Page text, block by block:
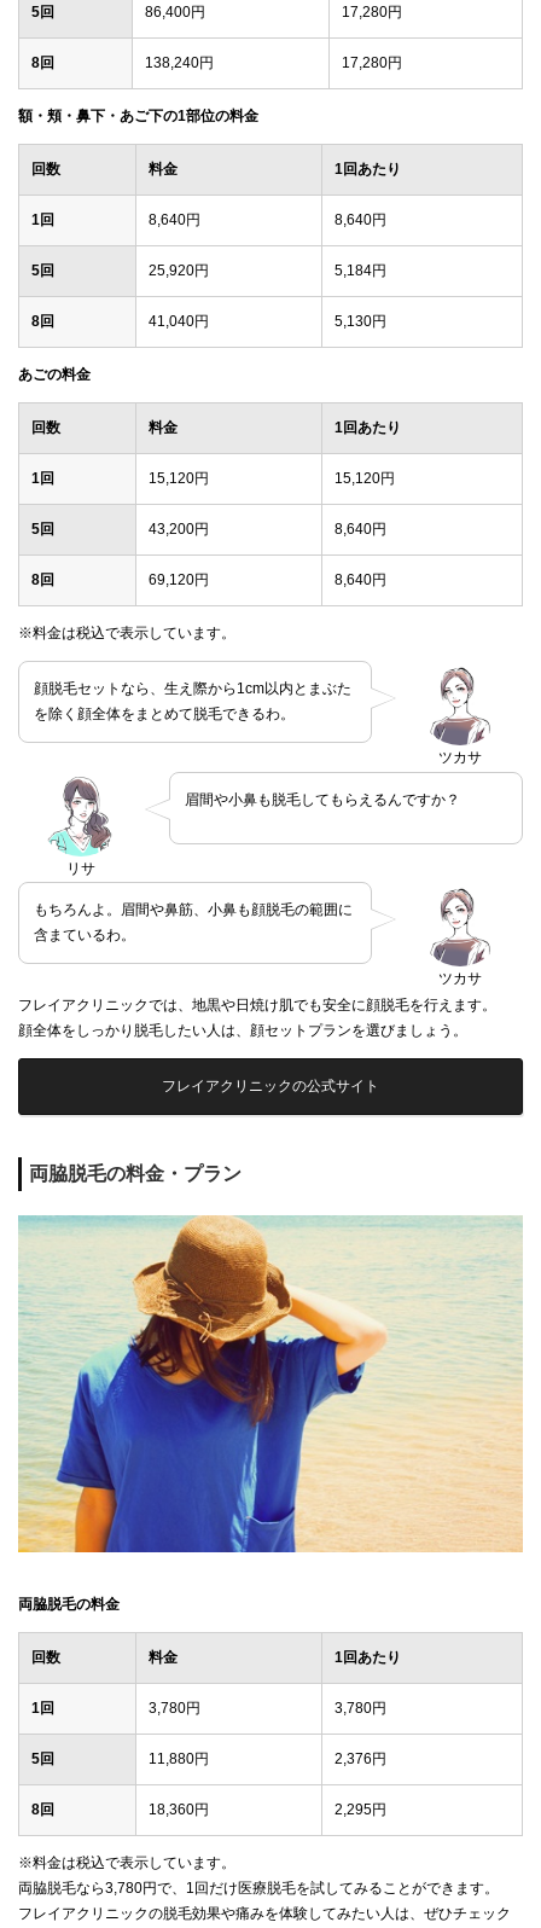
5回 86,400円 17,280円
8回 138,240円 17,280円
額・頬・鼻下・あご下の1部位の料金
回数 料金 1回あたり
1回 8,640円 8,640円
5回 25,920円 5,184円
8回 41,040円 5,130円
あごの料金
回数 料金 1回あたり
1回 15,120円 15,120円
5回 43,200円 8,640円
8回 69,120円 8,640円
※料金は税込で表示しています。
ツカサ
顔脱毛セットなら、生え際から1cm以内とまぶた
を除く顔全体をまとめて脱毛できるわ。
リサ
眉間や小鼻も脱毛してもらえるんですか？
ツカサ
もちろんよ。眉間や鼻筋、小鼻も顔脱毛の範囲に
含まているわ。
フレイアクリニックでは、地黒や日焼け肌でも安全に顔脱毛を行えます。
顔全体をしっかり脱毛したい人は、顔セットプランを選びましょう。
フレイアクリニックの公式サイト
両脇脱毛の料金・プラン
両脇脱毛の料金
回数 料金 1回あたり
1回 3,780円 3,780円
5回 11,880円 2,376円
8回 18,360円 2,295円
※料金は税込で表示しています。
両脇脱毛なら3,780円で、1回だけ医療脱毛を試してみることができます。
フレイアクリニックの脱毛効果や痛みを体験してみたい人は、ぜひチェック